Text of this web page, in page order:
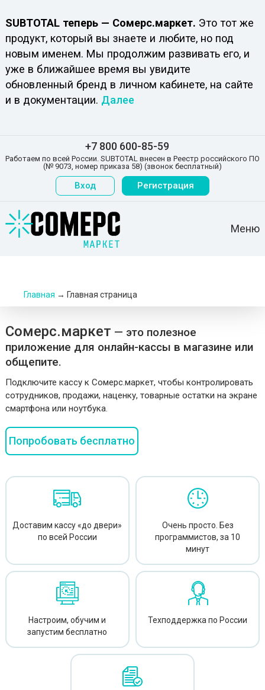
SUBTOTAL теперь — Сомерс.маркет. Это тот же
продукт, который вы знаете и любите, но под
новым именем. Мы продолжим развивать его, и
уже в ближайшее время вы увидите
обновленный бренд в личном кабинете, на сайте
и в документации. Далее
+7 800 600-85-59
Работаем по всей России. SUBTOTAL внесен в Реестр российского ПО
(№ 9073, номер приказа 58) (звонок бесплатный)
Вход Регистрация
Меню
Главная → Главная страница
Сомерс.маркет — это полезное
приложение для онлайн-кассы в магазине или
общепите.
Подключите кассу к Сомерс.маркет, чтобы контролировать
сотрудников, продажи, наценку, товарные остатки на экране
смартфона или ноутбука.
Попробовать бесплатно
Доставим кассу«до двери»
по всей России
Очень просто. Без
программистов, за 10
минут
Настроим, обучими
запустим бесплатно
Техподдержка по России